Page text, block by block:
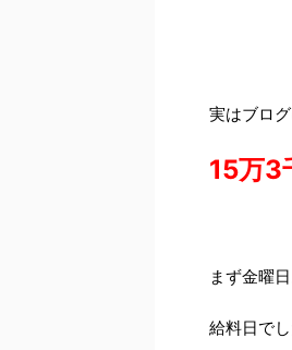
実はブロ
15万3
まず金曜日
給料日でし